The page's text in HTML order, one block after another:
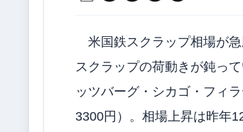
米国鉄スクラップ相場が
スクラップの荷動きが鈍っ
ッツバーグ・シカゴ・フィ
3300円）。相場上昇は昨年